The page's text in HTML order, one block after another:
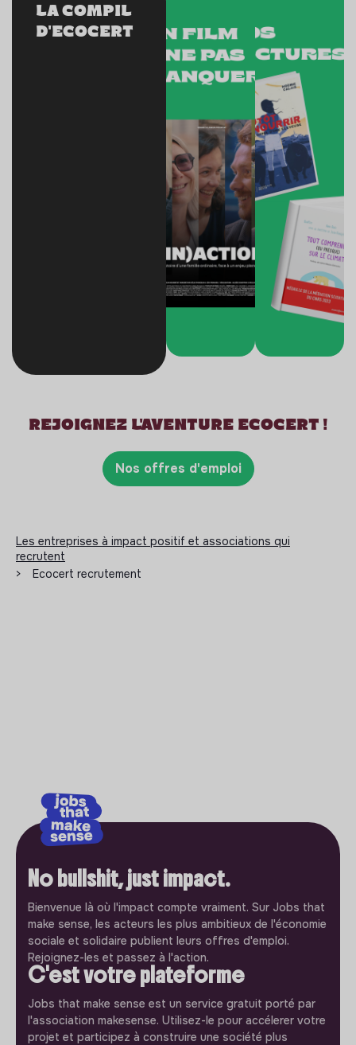
La compil
d'Ecocert
Rejoignez l'aventure Ecocert !
Nos offres d'emploi
Les entreprises à impact positif et associations qui
recrutent
>
Ecocert recrutement
No bullshit, just impact.
Bienvenue là où l'impact compte vraiment. Sur Jobs that
make sense, les acteurs les plus ambitieux de l'économie
sociale et solidaire publient leurs offres d'emploi.
Rejoignez-les et passez à l'action.
C'est votre plateforme
Jobs that make sense est un service gratuit porté par
l'association makesense. Utilisez-le pour accélerer votre
projet et participez à construire une société plus